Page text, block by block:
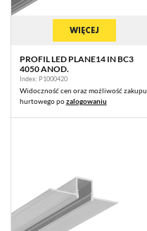
WIĘCEJ
PROFIL LED PLANE14 IN BC3
4050 ANOD.
Index: P1000420
Widoczność cen oraz możliwość zakupu
hurtowego pozalogowaniu